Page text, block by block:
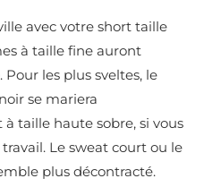
avec votre short taille
à taille fine auront
. Pour les plus sveltes, le
se mariera
taille haute sobre, si vous
Le sweat court ou le
plus décontracté.